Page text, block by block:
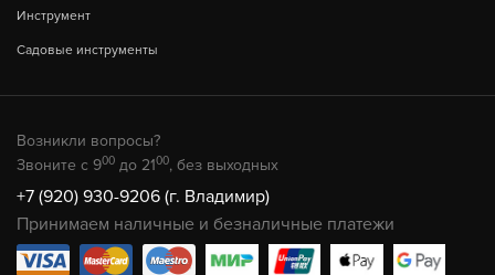
Инструмент
Садовые инструменты
Возникли вопросы?
Звоните с 900 до 2100, без выходных
+7 (920) 930-9206 (г. Владимир)
Принимаем наличные и безналичные платежи